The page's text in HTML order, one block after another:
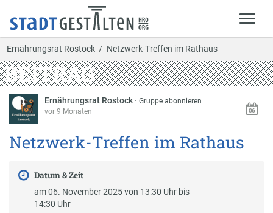
Ernährungsrat Rostock Netzwerk-Treffen im Rathaus
BEITRAG
Ernährungsrat Rostock ·Gruppe abonnieren
vor 9 Monaten
Netzwerk-Treffen im Rathaus
Datum & Zeit
am 06. November 2025 von 13:30 Uhr bis
14:30 Uhr